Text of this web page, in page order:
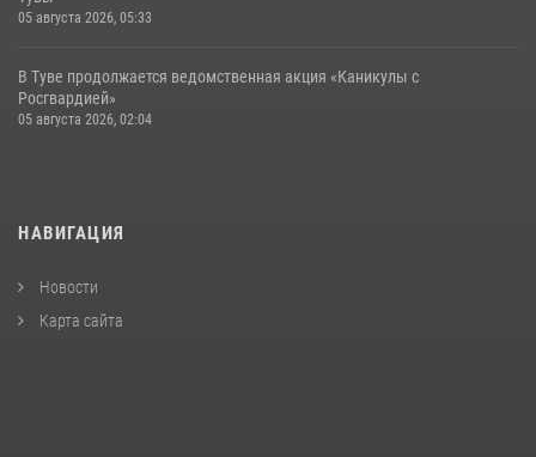
05 августа 2026, 05:33
В Туве продолжается ведомственная акция «Каникулы с
Росгвардией»
05 августа 2026, 02:04
НАВИГАЦИЯ
Новости
Карта сайта